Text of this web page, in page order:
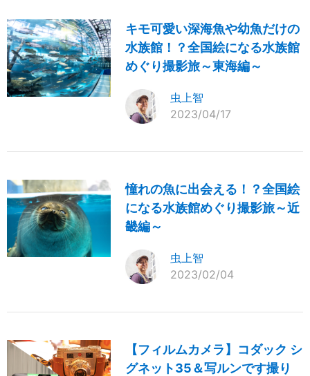
キモ可愛い深海魚や幼魚だけの
水族館！？全国絵になる水族館
めぐり撮影旅～東海編～
虫上智
2023/04/17
憧れの魚に出会える！？全国絵
になる水族館めぐり撮影旅～近
畿編～
虫上智
2023/02/04
【フィルムカメラ】コダック シ
グネット35＆写ルンです撮り